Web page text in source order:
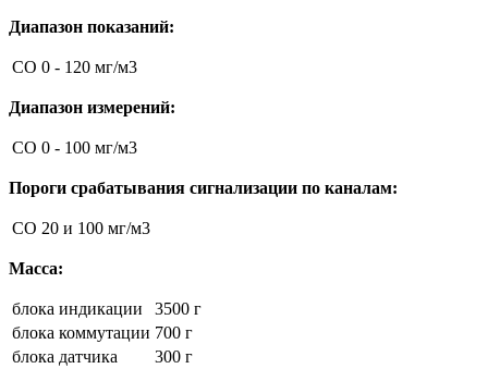
Диапазон показаний:
CO 0 - 120 мг/м3
Диапазон измерений:
CO 0 - 100 мг/м3
Пороги срабатывания сигнализации по каналам:
CO 20 и 100 мг/м3
Масса:
блока индикации
3500 г
блока коммутации 700 г
блока датчика
300 г